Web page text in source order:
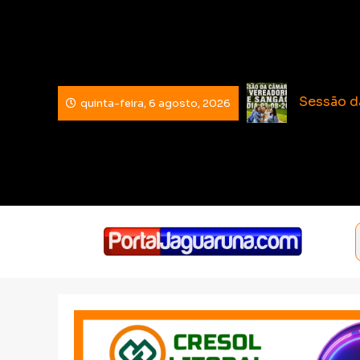
quinta-feira, 6 agosto, 2026 Sessão
Esporte
Sangão